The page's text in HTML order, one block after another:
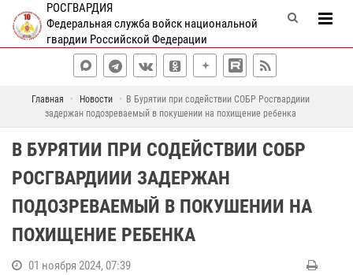
РОСГВАРДИЯ
Федеральная служба войск национальной
гвардии Российской Федерации
Главная Новости
В Бурятии при содействии СОБР Росгвардиии
задержан подозреваемый в покушении на похищение ребенка
В БУРЯТИИ ПРИ СОДЕЙСТВИИ СОБР
РОСГВАРДИИИ ЗАДЕРЖАН
ПОДОЗРЕВАЕМЫЙ В ПОКУШЕНИИ НА
ПОХИЩЕНИЕ РЕБЕНКА
01 ноября 2024, 07:39